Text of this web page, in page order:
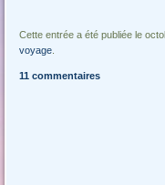
Cette entrée a été publiée le
voyage
11 commentaires